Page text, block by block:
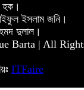
ইসলাম জনি।
দুলাল।
Barta | All
ITFaire